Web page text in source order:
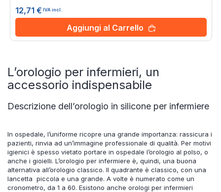
12,71 € IVA incl.
Aggiungi al Carrello
L’orologio per infermieri, un
accessorio indispensabile
Descrizione dell’orologio in silicone per infermiere
In ospedale, l’uniforme ricopre una grande importanza: rassicura i
pazienti, rinvia ad un’immagine professionale di qualità. Per motivi
igienici è spesso vietato portare in ospedale l’orologio al polso, o
anche i gioielli. L’orologio per infermiere è, quindi, una buona
alternativa all’orologio classico. Il quadrante è classico, con una
lancetta piccola e una grande. A volte è numerato come un
cronometro, da 1 a 60. Esistono anche orologi per infermieri